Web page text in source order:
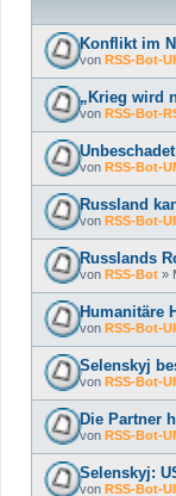
Konflikt im
von RSS-Bot-UI
„Krieg wird
von RSS-Bot-
von RSS-Bot-
Russland
von RSS-Bot-UI
Russlands
von RSS-Bot »
Humanitäre
von RSS-Bot-UI
Selenskyj
von RSS-Bot-UI
Die Partner
von RSS-Bot-
Selenskyj:
von RSS-Bot-UI